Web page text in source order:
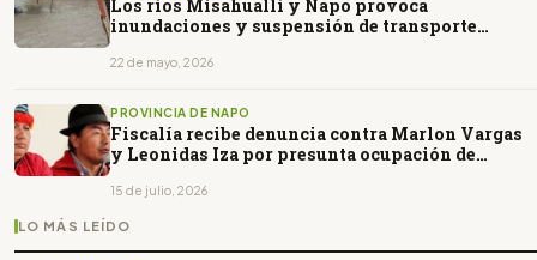
Los ríos Misahuallí y Napo provoca
inundaciones y suspensión de transporte
22 de mayo, 2026
PROVINCIA DE NAPO
Fiscalía recibe denuncia contra Marlon Vargas
y Leonidas Iza por presunta ocupación de
15 de julio, 2026
LO MÁS LEÍDO